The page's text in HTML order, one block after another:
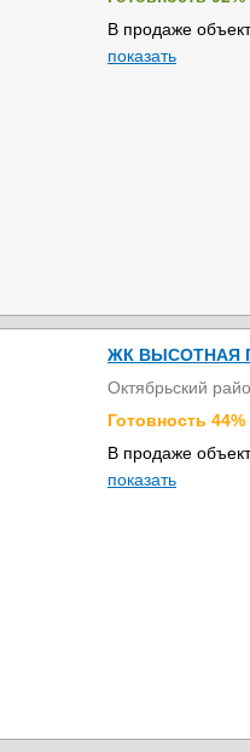
В продаже
показать
ЖК ВЫСОТНАЯ
Октябрьский
Готовность 44%
В продаже
показать